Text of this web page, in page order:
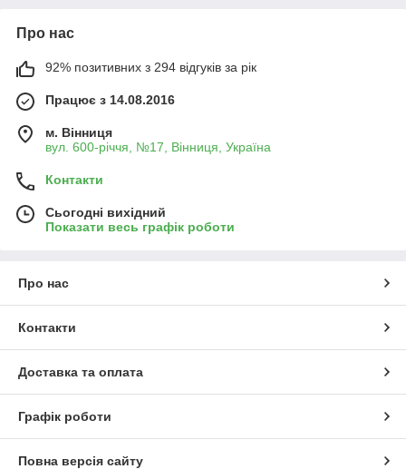
Про нас
92% позитивних з 294 відгуків за рік
Працює з 14.08.2016
м. Вінниця
вул. 600-річчя, №17, Вінниця, Україна
Контакти
Сьогодні вихідний
Показати весь графік роботи
Про нас
Контакти
Доставка та оплата
Графік роботи
Повна версія сайту